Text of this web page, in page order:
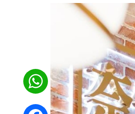
WhatsApp